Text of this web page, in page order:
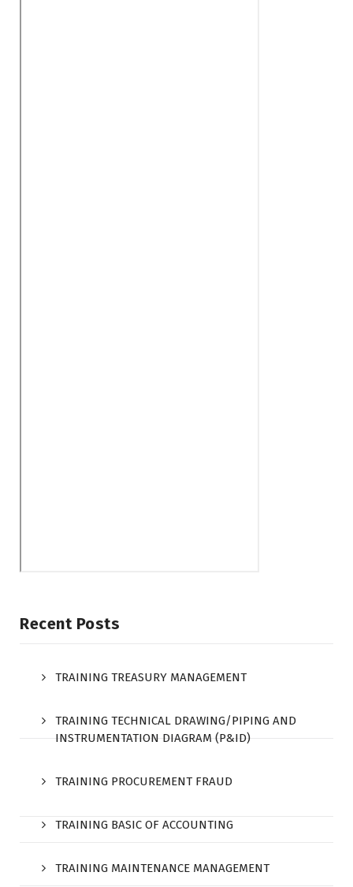
Recent Posts
TRAINING TREASURY MANAGEMENT
TRAINING TECHNICAL DRAWING/PIPING AND
INSTRUMENTATION DIAGRAM (P&ID)
TRAINING PROCUREMENT FRAUD
TRAINING BASIC OF ACCOUNTING
TRAINING MAINTENANCE MANAGEMENT